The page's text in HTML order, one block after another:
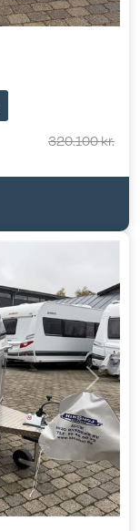
320.100 kr.
Next